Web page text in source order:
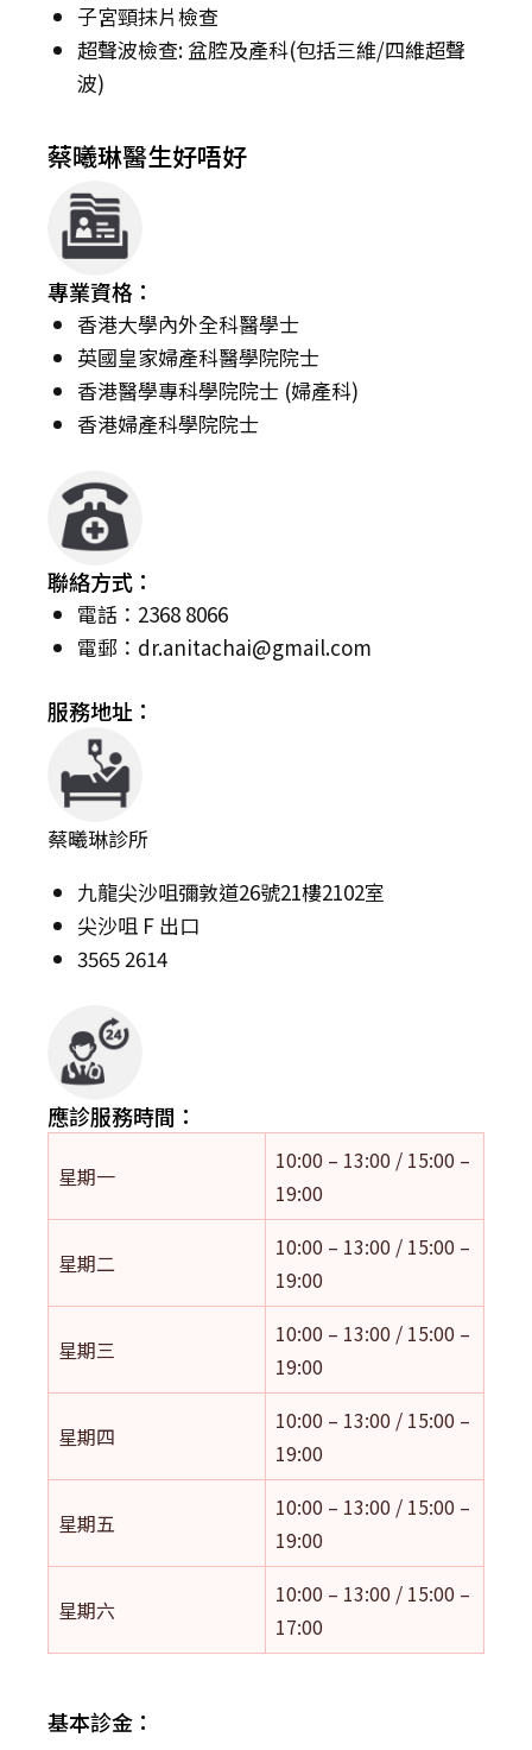
子宮頸抹片檢查
超聲波檢查: 盆腔及產科(包括三維/四維超聲
波)
蔡曦琳醫生好唔好
專業資格：
香港大學內外全科醫學士
英國皇家婦產科醫學院院士
香港醫學專科學院院士 (婦產科)
香港婦產科學院院士
聯絡方式：
電話：2368 8066
電郵： dr.anitachai@gmail.com
服務地址：
蔡曦琳診所
九龍尖沙咀彌敦道26號21樓2102室
尖沙咀 F 出口
3565 2614
應診服務時間：
星期一
10:00 – 13:00 / 15:00 –
19:00
星期二
10:00 – 13:00 / 15:00 –
19:00
星期三
10:00 – 13:00 / 15:00 –
19:00
星期四
10:00 – 13:00 / 15:00 –
19:00
星期五
10:00 – 13:00 / 15:00 –
19:00
星期六
10:00 – 13:00 / 15:00 –
17:00
基本診金：